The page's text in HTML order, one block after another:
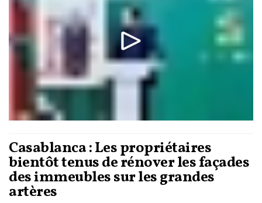
Casablanca : Les propriétaires
bientôt tenus de rénover les façades
des immeubles sur les grandes
artères